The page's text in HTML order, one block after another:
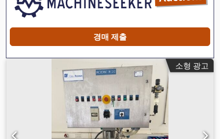
경매 제출
소형 광고